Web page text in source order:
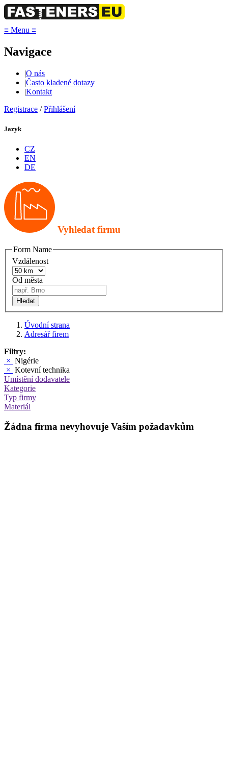
≡ Menu ≡
Navigace
|O nás
|Často kladené dotazy
|Kontakt
Registrace /Přihlášení
Jazyk
CZ
EN
DE
Vyhledat firmu
Form Name
Vzdálenost
Od města
Hledat
Úvodní strana
Adresář firem
Filtry:
× Nigérie
× Kotevní technika
Umístění dodavatele
Kategorie
Typ firmy
Materiál
Žádna firma nevyhovuje Vaším požadavkům